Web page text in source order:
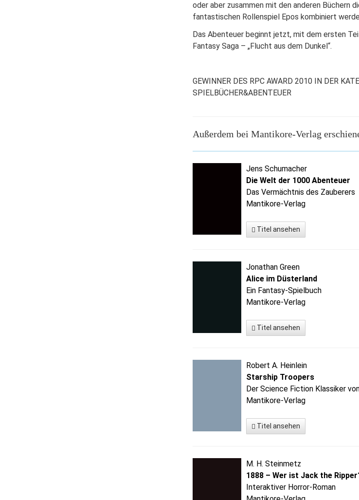
oder aber zusammen mit den anderen Büchern
fantastischen Rollenspiel Epos kombiniert
Das Abenteuer beginnt jetzt, mit dem ersten
Fantasy Saga – „Flucht aus dem Dunkel“.
GEWINNER DES RPC AWARD 2010 IN DER
SPIELBÜCHER&ABENTEUER
Außerdem bei Mantikore-Verlag
Jens Schumacher
Die Welt der 1000 Abenteuer
Das Vermächtnis des Zauberers
Mantikore-Verlag
Titel ansehen
Jonathan Green
Alice im Düsterland
Ein Fantasy-Spielbuch
Mantikore-Verlag
Titel ansehen
Robert A. Heinlein
Starship Troopers
Der Science Fiction Klassiker
Mantikore-Verlag
Titel ansehen
M. H. Steinmetz
1888 – Wer ist Jack the
Interaktiver Horror-Roman